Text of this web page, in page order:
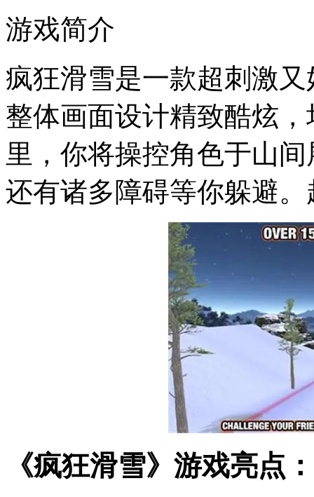
游戏简介
疯狂滑雪是一款超刺激
整体画面设计精致酷炫
里，你将操控角色于山
还有诸多障碍等你躲避
《疯狂滑雪》游戏亮点：